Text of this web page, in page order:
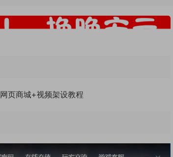
页商城+视频架设教程